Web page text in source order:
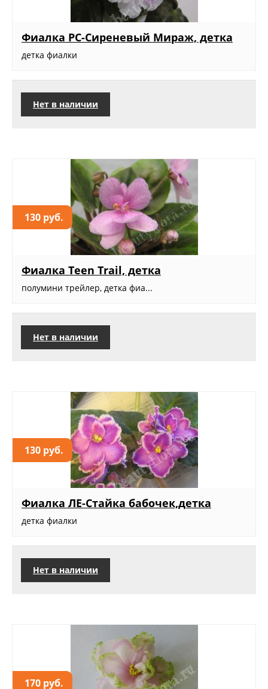
Фиалка РС-Сиреневый Мираж, детка
детка фиалки
Нет в наличии
130 руб.
Фиалка Teen Trail, детка
полумини трейлер, детка фиа...
Нет в наличии
130 руб.
Фиалка ЛЕ-Стайка бабочек,детка
детка фиалки
Нет в наличии
170 руб.